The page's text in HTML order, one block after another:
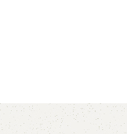
ZX